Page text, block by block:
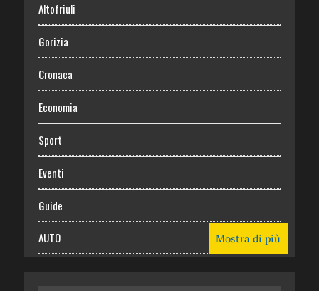
Altofriuli
Gorizia
Cronaca
Economia
Sport
Eventi
Guide
AUTO Mostra di più